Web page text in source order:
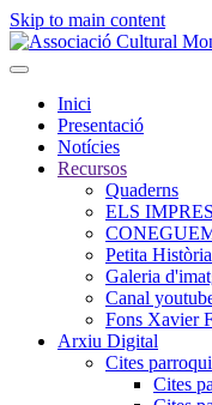
Skip to main content
Inici
Presentació
Notícies
Recursos
Quaderns
ELS
Petita
Galeria
Canal
Fons Xavier
Arxiu Digital
Cites
Cites